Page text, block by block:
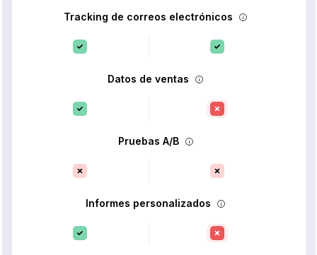
Tracking de correos electrónicos
Datos de ventas
Pruebas A/B
Informes personalizados